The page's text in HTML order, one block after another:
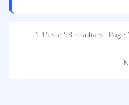
1-15 sur 53 résultats - Page